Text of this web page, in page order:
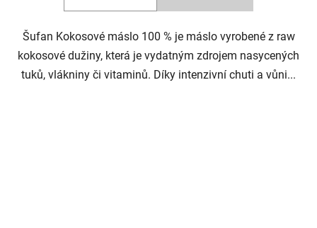
Šufan Kokosové máslo 100 % je máslo vyrobené z raw
kokosové dužiny, která je vydatným zdrojem nasycených
tuků, vlákniny či vitaminů. Díky intenzivní chuti a vůni...